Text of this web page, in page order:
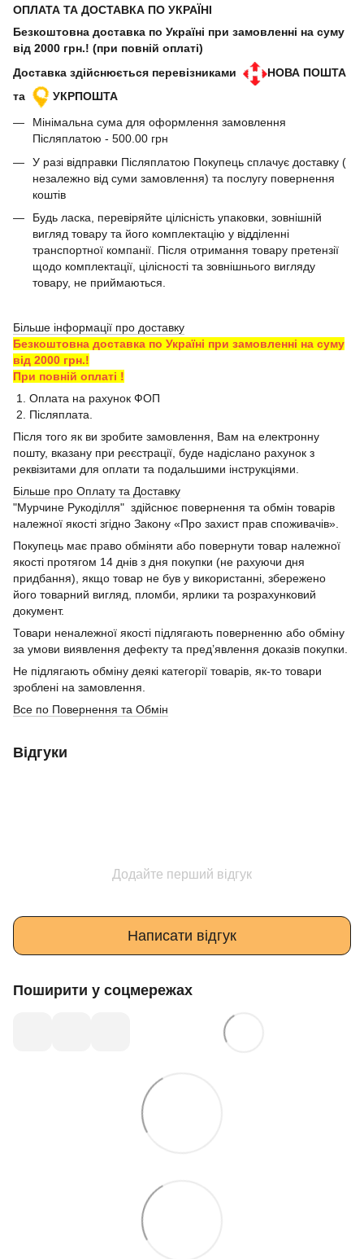
ОПЛАТА ТА ДОСТАВКА ПО УКРАЇНІ
Безкоштовна доставка по Україні при замовленні на суму
від 2000 грн.! (при повній оплаті)
Доставка здійснюється перевізниками
НОВА ПОШТА
та
УКРПОШТА
Мінімальна сума для оформлення замовлення
Післяплатою - 500.00 грн
У разі відправки Післяплатою Покупець сплачує доставку (
незалежно від суми замовлення) та послугу повернення
коштів
Будь ласка, перевіряйте цілісність упаковки, зовнішній
вигляд товару та його комплектацію у відділенні
транспортної компанії. Після отримання товару претензії
щодо комплектації, цілісності та зовнішнього вигляду
товару, не приймаються.
Більше інформації про доставку
Безкоштовна доставка по Україні при замовленні на суму
від 2000 грн.!
При повній оплаті !
1. Оплата на рахунок ФОП
2. Післяплата.
Після того як ви зробите замовлення, Вам на електронну
пошту, вказану при реєстрації, буде надіслано рахунок з
реквізитами для оплати та подальшими інструкціями.
Більше про Оплату та Доставку
"Мурчине Рукоділля" здійснює повернення та обмін товарів
належної якості згідно Закону «Про захист прав споживачів».
Покупець має право обміняти або повернути товар належної
якості протягом 14 днів з дня покупки (не рахуючи дня
придбання), якщо товар не був у використанні, збережено
його товарний вигляд, пломби, ярлики та розрахунковий
документ.
Товари неналежної якості підлягають поверненню або обміну
за умови виявлення дефекту та пред’явлення доказів покупки.
Не підлягають обміну деякі категорії товарів, як-то товари
зроблені на замовлення.
Все по Повернення та Обмін
Відгуки
Додайте перший відгук
Написати відгук
Поширити у соцмережах